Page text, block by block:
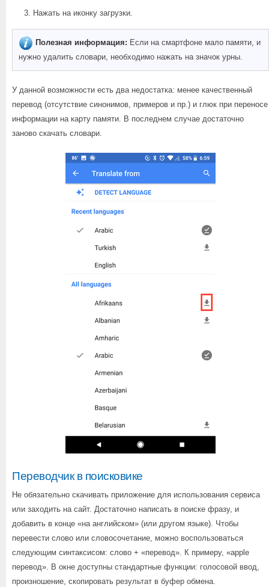
Нажать на иконку загрузки.
Полезная информация: Если на смартфоне мало памяти, и
нужно удалить словари, необходимо нажать на значок урны.
У данной возможности есть два недостатка: менее качественный
перевод (отсутствие синонимов, примеров и пр.) и глюк при переносе
информации на карту памяти. В последнем случае достаточно
заново скачать словари.
Переводчик в поисковике
Не обязательно скачивать приложение для использования сервиса
или заходить на сайт. Достаточно написать в поиске фразу, и
добавить в конце «на английском» (или другом языке). Чтобы
перевести слово или словосочетание, можно воспользоваться
следующим синтаксисом: слово + «перевод». К примеру, «apple
перевод». В окне доступны стандартные функции: голосовой ввод,
произношение, скопировать результат в буфер обмена.